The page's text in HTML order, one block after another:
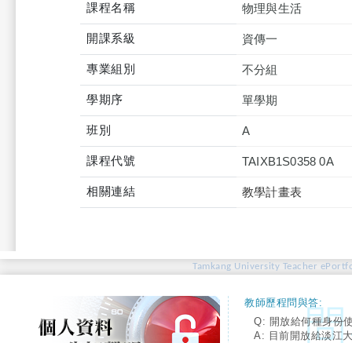
課程名稱 物理與生活
開課系級 資傳一
專業組別 不分組
學期序 單學期
班別 A
課程代號 TAIXB1S0358 0A
相關連結 教學計畫表
Tamkang University Teacher
教師歷程問與答:
Q: 開放給何種身份
A: 目前開放給淡江